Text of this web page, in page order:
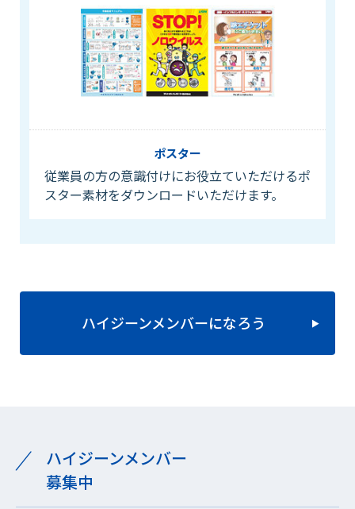
ポスター
従業員の方の意識付けにお役立ていただけるポ
スター素材をダウンロードいただけます。
ハイジーンメンバーになろう
ハイジーンメンバー
募集中